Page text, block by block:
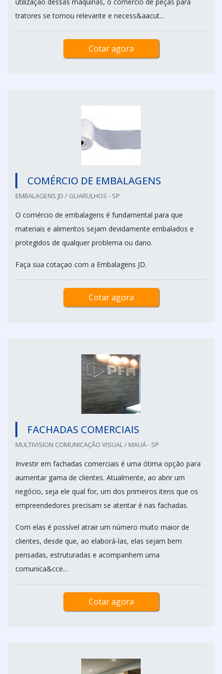
tratores se tornou relevante e necess&aacut...
Cotar agora
COMÉRCIO DE EMBALAGENS
EMBALAGENS JD / GUARULHOS - SP
O comércio de embalagens é fundamental para que
materiais e alimentos sejam devidamente embalados e
protegidos de qualquer problema ou dano.
Faça sua cotaçao com a Embalagens JD.
Cotar agora
FACHADAS COMERCIAIS
MULTIVISION COMUNICAÇÃO VISUAL / MAUÁ - SP
Investir em fachadas comerciais é uma ótima opção para
aumentar gama de clientes. Atualmente, ao abrir um
negócio, seja ele qual for, um dos primeiros itens que os
empreendedores precisam se atentar é nas fachadas.
Com elas é possível atrair um número muito maior de
clientes, desde que, ao elaborá-las, elas sejam bem
pensadas, estruturadas e acompanhem uma
comunica&cce...
Cotar agora